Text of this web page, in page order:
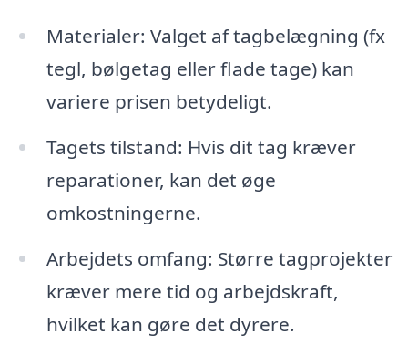
Materialer: Valget af tagbelægning (fx
tegl, bølgetag eller flade tage) kan
variere prisen betydeligt.
Tagets tilstand: Hvis dit tag kræver
reparationer, kan det øge
omkostningerne.
Arbejdets omfang: Større tagprojekter
kræver mere tid og arbejdskraft,
hvilket kan gøre det dyrere.